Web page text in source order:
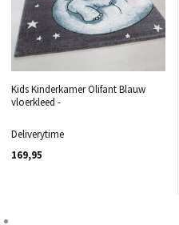
Kids Kinderkamer Olifant Blauw
vloerkleed -
Deliverytime
169,95